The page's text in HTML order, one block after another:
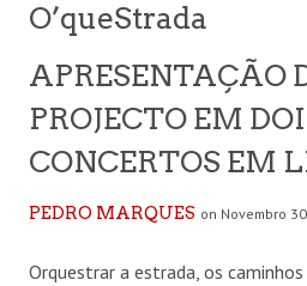
O’queStrada
APRESENTAÇÃO
PROJECTO EM
CONCERTOS EM
PEDRO MARQUES on Novembro
Orquestrar a estrada, os